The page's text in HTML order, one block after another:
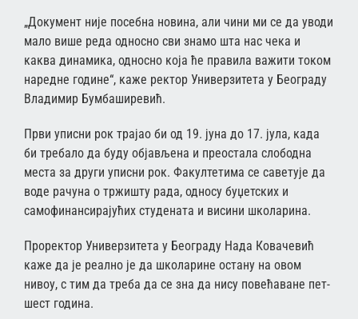
„Документ није посебна новина, али чини ми се да уводи
мало више реда односно сви знамо шта нас чека и
каква динамика, односно која ће правила важити током
наредне године“, каже ректор Универзитета у Београду
Владимир Бумбаширевић.
Први уписни рок трајао би од 19. јуна до 17. јула, када
би требало да буду објављена и преостала слободна
места за други уписни рок. Факултетима се саветује да
воде рачуна о тржишту рада, односу буџетских и
самофинансирајућих студената и висини школарина.
Проректор Универзитета у Београду Нада Ковачевић
каже да је реално је да школарине остану на овом
нивоу, с тим да треба да се зна да нису повећаване пет-
шест година.